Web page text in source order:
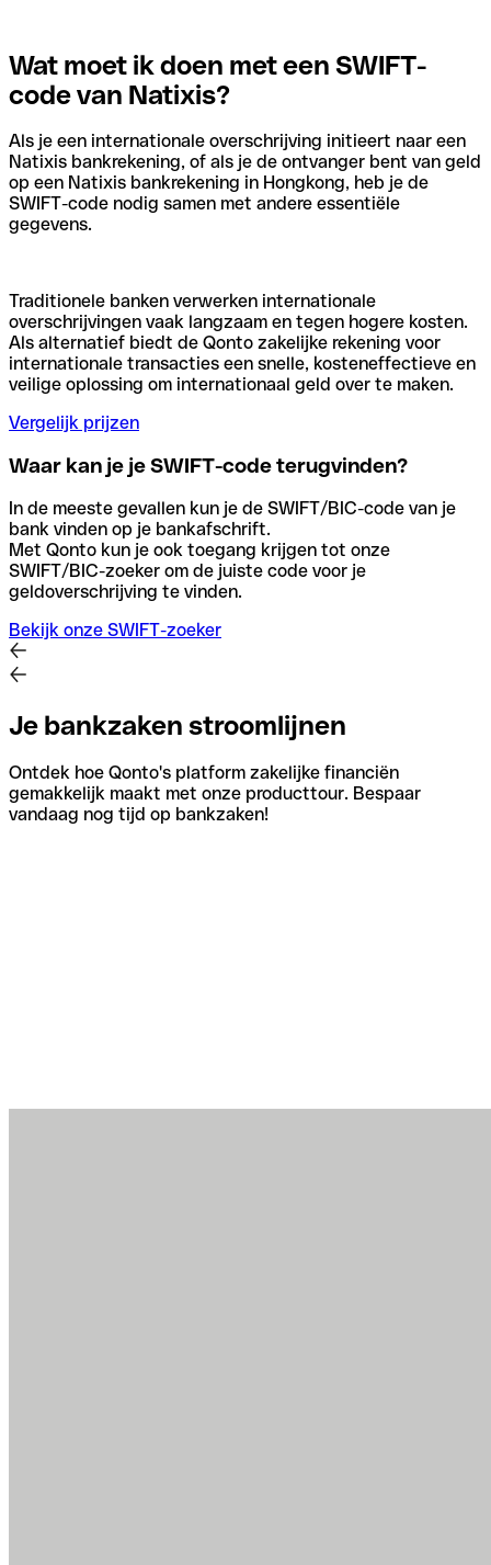
Wat moet ik doen met een SWIFT-
code van Natixis?
Als je een internationale overschrijving initieert naar een
Natixis bankrekening, of als je de ontvanger bent van geld
op een Natixis bankrekening in Hongkong, heb je de
SWIFT-code nodig samen met andere essentiële
gegevens.
Traditionele banken verwerken internationale
overschrijvingen vaak langzaam en tegen hogere kosten.
Als alternatief biedt de Qonto zakelijke rekening voor
internationale transacties een snelle, kosteneffectieve en
veilige oplossing om internationaal geld over te maken.
Vergelijk prijzen
Waar kan je je SWIFT-code terugvinden?
In de meeste gevallen kun je de SWIFT/BIC-code van je
bank vinden op je bankafschrift.
Met Qonto kun je ook toegang krijgen tot onze
SWIFT/BIC-zoeker om de juiste code voor je
geldoverschrijving te vinden.
Bekijk onze SWIFT-zoeker
Je bankzaken stroomlijnen
Ontdek hoe Qonto's platform zakelijke financiën
gemakkelijk maakt met onze producttour. Bespaar
vandaag nog tijd op bankzaken!